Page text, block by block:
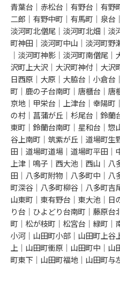
青葉台｜赤松台｜有野台｜有野
二郎｜有野中町｜有馬町｜泉台
淡河町北僧尾｜淡河町北畑｜淡
町神田｜淡河町中山｜淡河町野
｜淡河町神影｜淡河町南僧尾
沢町上大沢｜大沢町神付｜大沢
日西原｜大原｜大脇台｜小倉
町｜鹿の子台南町｜唐櫃台｜唐
京地｜甲栄台｜上津台｜幸陽町
の村｜菖蒲が丘｜杉尾台｜鈴蘭
東町｜鈴蘭台南町｜星和台｜惣
谷上南町｜筑紫が丘｜道場町生
田｜道場町道場｜道場町平田｜
上津｜鳴子｜西大池｜西山｜
田｜八多町附物｜八多町中｜八
町深谷｜八多町柳谷｜八多町吉
山東町｜東有野台｜東大池｜日
り台｜ひよどり台南町｜藤原
町｜松が枝町｜松宮台｜緑町｜
小河｜山田町小部｜山田町上谷
上｜山田町衝原｜山田町中｜
町東下｜山田町福地｜山田町与